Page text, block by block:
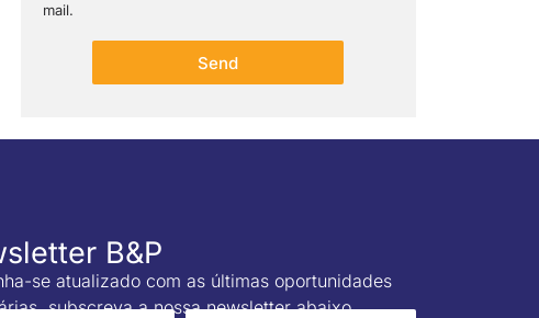
mail.
Send
B&P
se atualizado com as últimas oportunidades
subscreva a nossa newsletter abaixo.